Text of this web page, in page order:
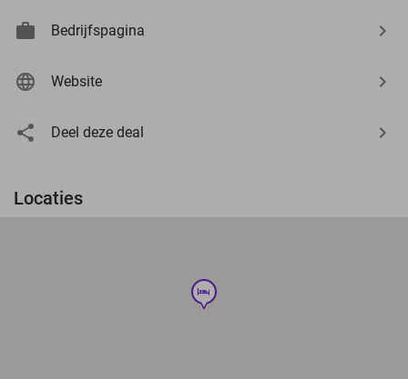
Bedrijfspagina
Website
Deel deze deal
Locaties
hotel